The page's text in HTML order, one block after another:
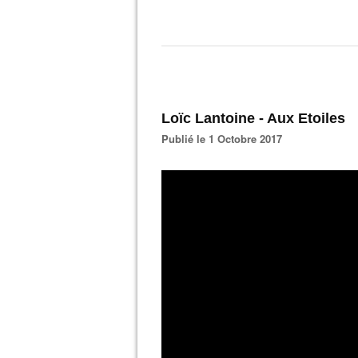
Loïc Lantoine - Aux Etoiles
Publié le 1 Octobre 2017